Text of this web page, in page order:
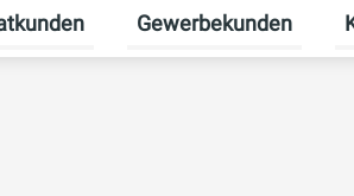
für Erneuerbare Energien
Untermenü für
Gewerbekunden